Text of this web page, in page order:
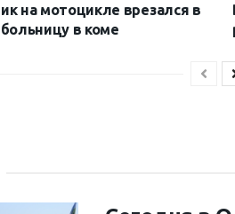
на мотоцикле врезался в
в коме